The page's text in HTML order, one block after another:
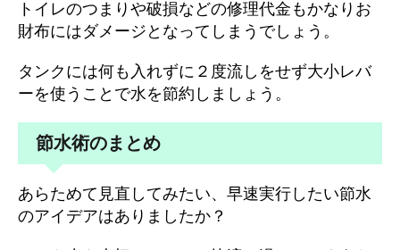
トイレのつまりや破損などの修理代金もかなりお
財布にはダメージとなってしまうでしょう。
タンクには何も入れずに２度流しをせず大小レバ
ーを使うことで水を節約しましょう。
節水術のまとめ
あらためて見直してみたい、早速実行したい節水
のアイデアはありましたか？